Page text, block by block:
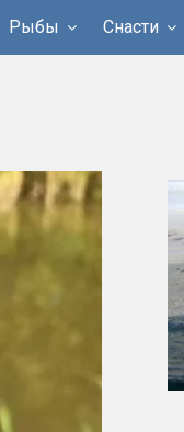
Рыбы Снасти